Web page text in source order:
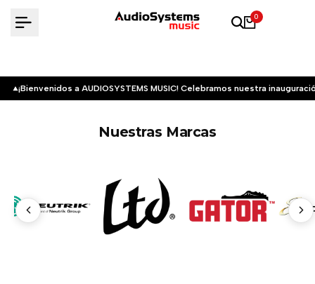
0
¡Bienvenidos a AUDIOSYSTEMS MUSIC! Celebramos nuestra
Nuestras Marcas